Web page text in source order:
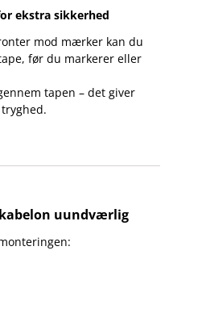
ekstra sikkerhed
mod mærker kan du
før du markerer eller
tapen – det giver
uundværlig